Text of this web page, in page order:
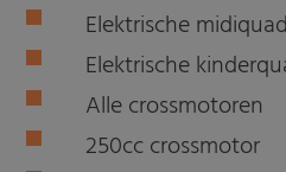
Elektrische
Elektrische
Alle crossmotoren
250cc crossmotor